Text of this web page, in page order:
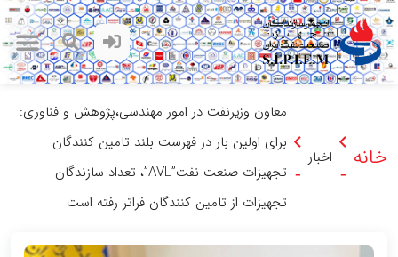
خانه -
اخبار
-
معاون وزیرنفت در امور مهندسی،پژوهش و فناوری:
برای اولین بار در فهرست بلند تامین کنندگان
تجهیزات صنعت نفت”AVL”، تعداد سازندگان
تجهیزات از تامین کنندگان فراتر رفته است